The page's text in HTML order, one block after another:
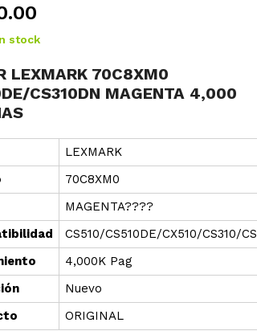
stock
LEXMARK 70C8XM0
CS310DN MAGENTA 4,000
LEXMARK
70C8XM0
MAGENTA????
CS510/CS510DE/CX510/CS310/
4,000K Pag
Nuevo
ORIGINAL